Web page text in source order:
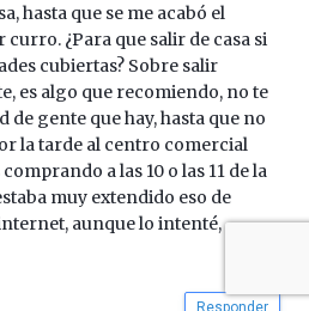
hasta que se me acabó el
¿Para que salir de casa si
cubiertas? Sobre salir
es algo que recomiendo, no te
de gente que hay, hasta que no
la tarde al centro comercial
a las 10 o las 11 de la
muy extendido eso de
aunque lo intenté,